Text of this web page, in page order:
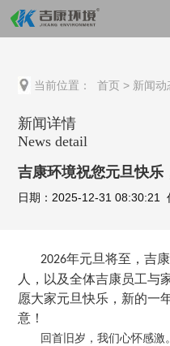
当前位置： 首页 > 新闻动
新闻详情
News detail
吉康环境祝您元旦快乐
日期：2025-12-31 08:30:21
2026年元旦将至，吉
人，以及全体吉康员工与
愿大家元旦快乐，新的一
意！
回首旧岁，我们心怀感